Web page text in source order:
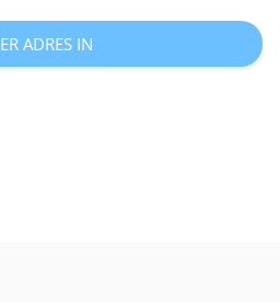
ADRES IN